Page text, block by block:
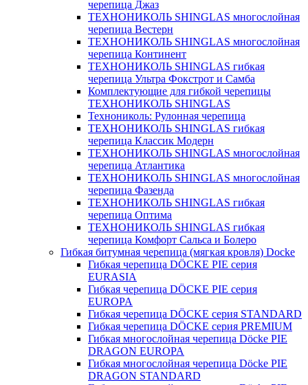
черепица Джаз
ТЕХНОНИКОЛЬ SHINGLAS многослойная
черепица Вестерн
ТЕХНОНИКОЛЬ SHINGLAS многослойная
черепица Континент
ТЕХНОНИКОЛЬ SHINGLAS гибкая
черепица Ультра Фокстрот и Самба
Комплектующие для гибкой черепицы
ТЕХНОНИКОЛЬ SHINGLAS
Технониколь: Рулонная черепица
ТЕХНОНИКОЛЬ SHINGLAS гибкая
черепица Классик Модерн
ТЕХНОНИКОЛЬ SHINGLAS многослойная
черепица Атлантика
ТЕХНОНИКОЛЬ SHINGLAS многослойная
черепица Фазенда
ТЕХНОНИКОЛЬ SHINGLAS гибкая
черепица Оптима
ТЕХНОНИКОЛЬ SHINGLAS гибкая
черепица Комфорт Сальса и Болеро
Гибкая битумная черепица (мягкая кровля) Docke
Гибкая черепица DÖCKE PIE серия
EURASIA
Гибкая черепица DÖCKE PIE серия
EUROPA
Гибкая черепица DÖCKE серия STANDARD
Гибкая черепица DÖCKE серия PREMIUM
Гибкая многослойная черепица Döcke PIE
DRAGON EUROPA
Гибкая многослойная черепица Döcke PIE
DRAGON STANDARD